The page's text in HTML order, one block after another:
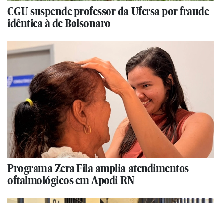
CGU suspende professor da Ufersa por fraude
idêntica à de Bolsonaro
Programa Zera Fila amplia atendimentos
oftalmológicos em Apodi-RN